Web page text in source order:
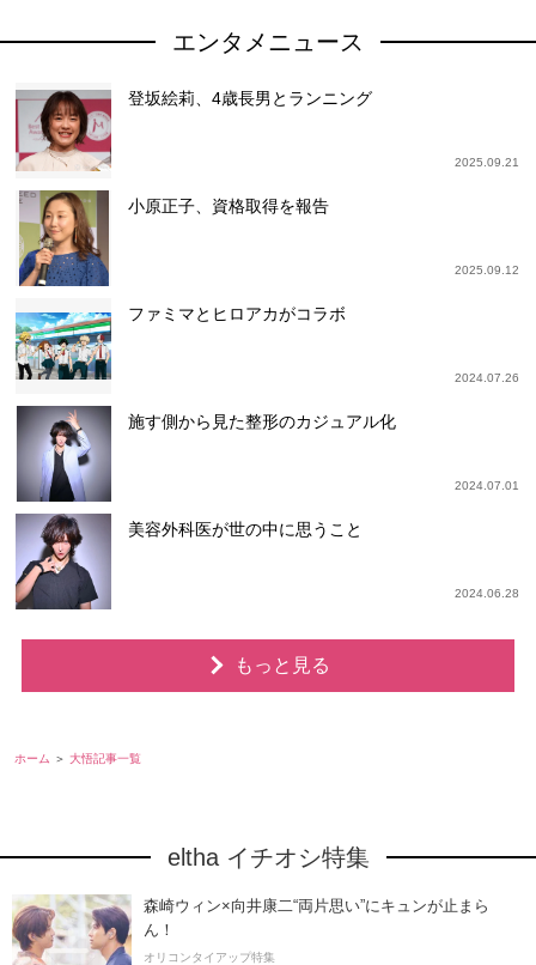
エンタメニュース
登坂絵莉、4歳長男とランニング
2025.09.21
小原正子、資格取得を報告
2025.09.12
ファミマとヒロアカがコラボ
2024.07.26
施す側から見た整形のカジュアル化
2024.07.01
美容外科医が世の中に思うこと
2024.06.28
もっと見る
ホーム 大悟記事一覧
eltha イチオシ特集
森崎ウィン×向井康二“両片思い”にキュンが止まら
ん！
オリコンタイアップ特集